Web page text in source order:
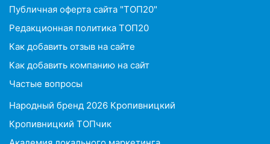
Публичная оферта сайта "ТОП20"
Редакционная политика ТОП20
Как добавить отзыв на сайте
Как добавить компанию на сайт
Частые вопросы
Народный бренд 2026 Кропивницкий
Кропивницкий ТОПчик